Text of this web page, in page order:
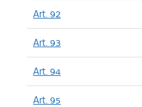
Art. 92
Art. 93
Art. 94
Art. 95